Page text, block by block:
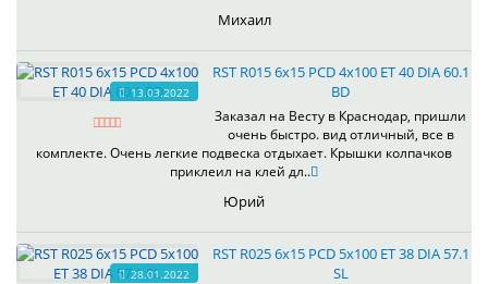
Михаил
13.03.2022
RST R015 6x15 PCD 4x100 ET 40 DIA 60.1
BD
Заказал на Весту в Краснодар, пришли
очень быстро. вид отличный, все в
комплекте. Очень легкие подвеска отдыхает. Крышки колпачков
приклеил на клей дл..
Юрий
28.01.2022
RST R025 6x15 PCD 5x100 ET 38 DIA 57.1
SL